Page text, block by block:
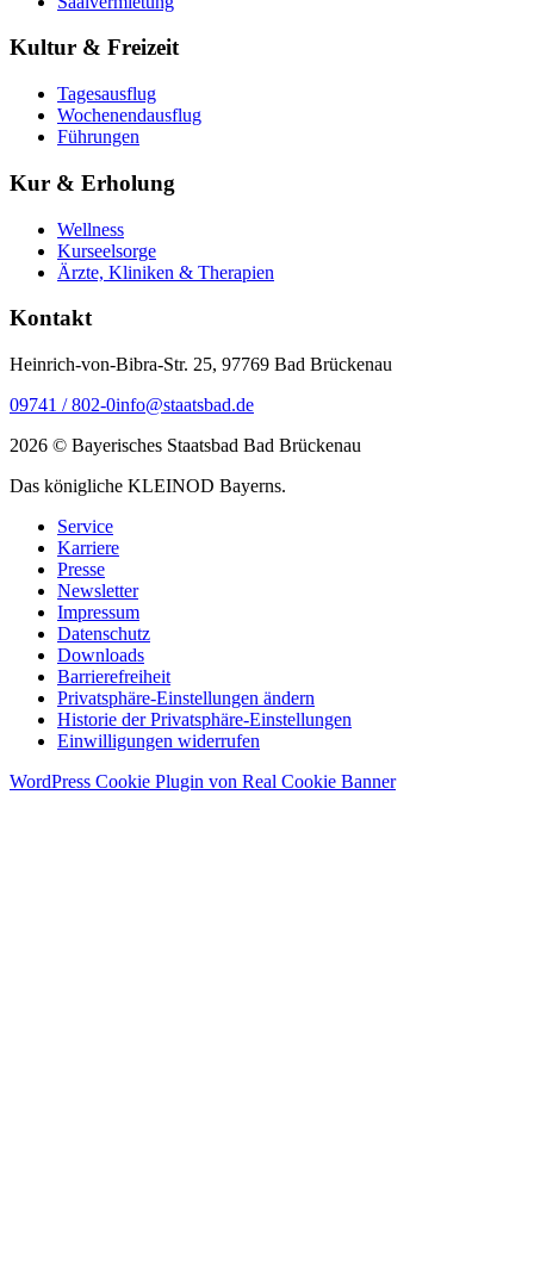
Kultur & Freizeit
Tagesausflug
Wochenendausflug
Führungen
Kur & Erholung
Wellness
Kurseelsorge
Ärzte, Kliniken & Therapien
Kontakt
Heinrich-von-Bibra-Str. 25, 97769 Bad Brückenau
09741 / 802-0info@staatsbad.de
2026 © Bayerisches Staatsbad Bad Brückenau
Das königliche KLEINOD Bayerns.
Service
Karriere
Presse
Newsletter
Impressum
Datenschutz
Downloads
Barrierefreiheit
Privatsphäre-Einstellungen ändern
Historie der Privatsphäre-Einstellungen
Einwilligungen widerrufen
WordPress Cookie Plugin von Real Cookie Banner